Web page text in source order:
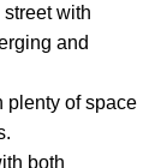
with
and
plenty of space
both